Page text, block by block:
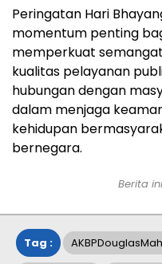
Peringatan Hari
momentum penting
memperkuat
kualitas pelayanan
hubungan dengan
dalam menjaga
kehidupan
bernegara.
Berita ini
Tag :